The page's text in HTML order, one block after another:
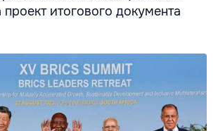
итогового документа